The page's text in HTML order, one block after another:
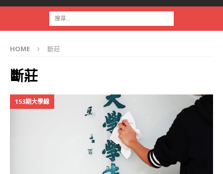
HOME 斷莊
斷莊
153期大學線